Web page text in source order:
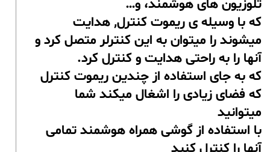
تلوزیون های هوشمند، و…
که با وسیله ی ریموت کنترل, هدایت
میشوند را میتوان به این کنترلر متصل کرد و
آنها را به راحتی هدایت و کنترل کرد.
که به جای استفاده از چندین ریموت کنترل
که فضای زیادی را اشغال میکند شما
میتوانید
با استفاده از گوشی همراه هوشمند تمامی